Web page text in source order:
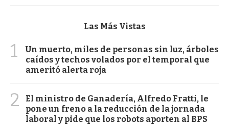
Las Más Vistas
1
Un muerto, miles de personas sin luz, árboles
caídos y techos volados por el temporal que
ameritó alerta roja
2
El ministro de Ganadería, Alfredo Fratti, le
pone un freno a la reducción de la jornada
laboral y pide que los robots aporten al BPS